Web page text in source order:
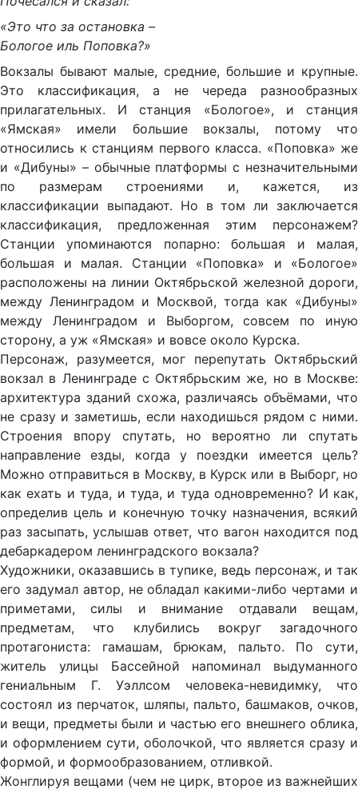
«Это что за остановка –
Бологое иль Поповка?»
Вокзалы бывают малые, средние, большие и крупные.
Это классификация, а не череда разнообразных
прилагательных. И станция «Бологое», и станция
«Ямская» имели большие вокзалы, потому что
относились к станциям первого класса. «Поповка» же
и «Дибуны» – обычные платформы с незначительными
по размерам строениями и, кажется, из
классификации выпадают. Но в том ли заключается
классификация, предложенная этим персонажем?
Станции упоминаются попарно: большая и малая,
большая и малая. Станции «Поповка» и «Бологое»
расположены на линии Октябрьской железной дороги,
между Ленинградом и Москвой, тогда как «Дибуны»
между Ленинградом и Выборгом, совсем по иную
сторону, а уж «Ямская» и вовсе около Курска.
Персонаж, разумеется, мог перепутать Октябрьский
вокзал в Ленинграде с Октябрьским же, но в Москве:
архитектура зданий схожа, различаясь объёмами, что
не сразу и заметишь, если находишься рядом с ними.
Строения впору спутать, но вероятно ли спутать
направление езды, когда у поездки имеется цель?
Можно отправиться в Москву, в Курск или в Выборг, но
как ехать и туда, и туда, и туда одновременно? И как,
определив цель и конечную точку назначения, всякий
раз засыпать, услышав ответ, что вагон находится под
дебаркадером ленинградского вокзала?
Художники, оказавшись в тупике, ведь персонаж, и так
его задумал автор, не обладал какими-либо чертами и
приметами, силы и внимание отдавали вещам,
предметам, что клубились вокруг загадочного
протагониста: гамашам, брюкам, пальто. По сути,
житель улицы Бассейной напоминал выдуманного
гениальным Г. Уэллсом человека-невидимку, что
состоял из перчаток, шляпы, пальто, башмаков, очков,
и вещи, предметы были и частью его внешнего облика,
и оформлением сути, оболочкой, что является сразу и
формой, и формообразованием, отливкой.
Жонглируя вещами (чем не цирк, второе из важнейших